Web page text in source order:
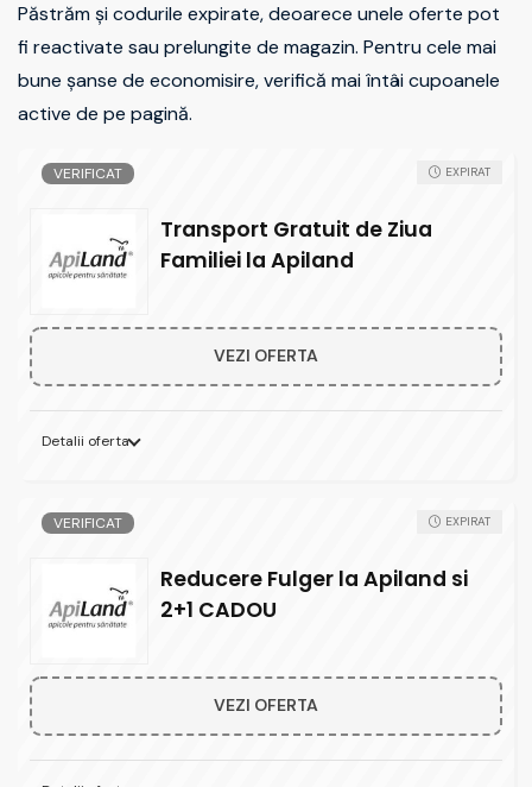
Păstrăm și codurile expirate, deoarece unele oferte pot
fi reactivate sau prelungite de magazin. Pentru cele mai
bune șanse de economisire, verifică mai întâi cupoanele
active de pe pagină.
VERIFICAT
Transport Gratuit de Ziua
Familiei la Apiland
EXPIRAT
VEZI OFERTA
Detalii oferta
VERIFICAT
Reducere Fulger la Apiland si
2+1 CADOU
EXPIRAT
VEZI OFERTA